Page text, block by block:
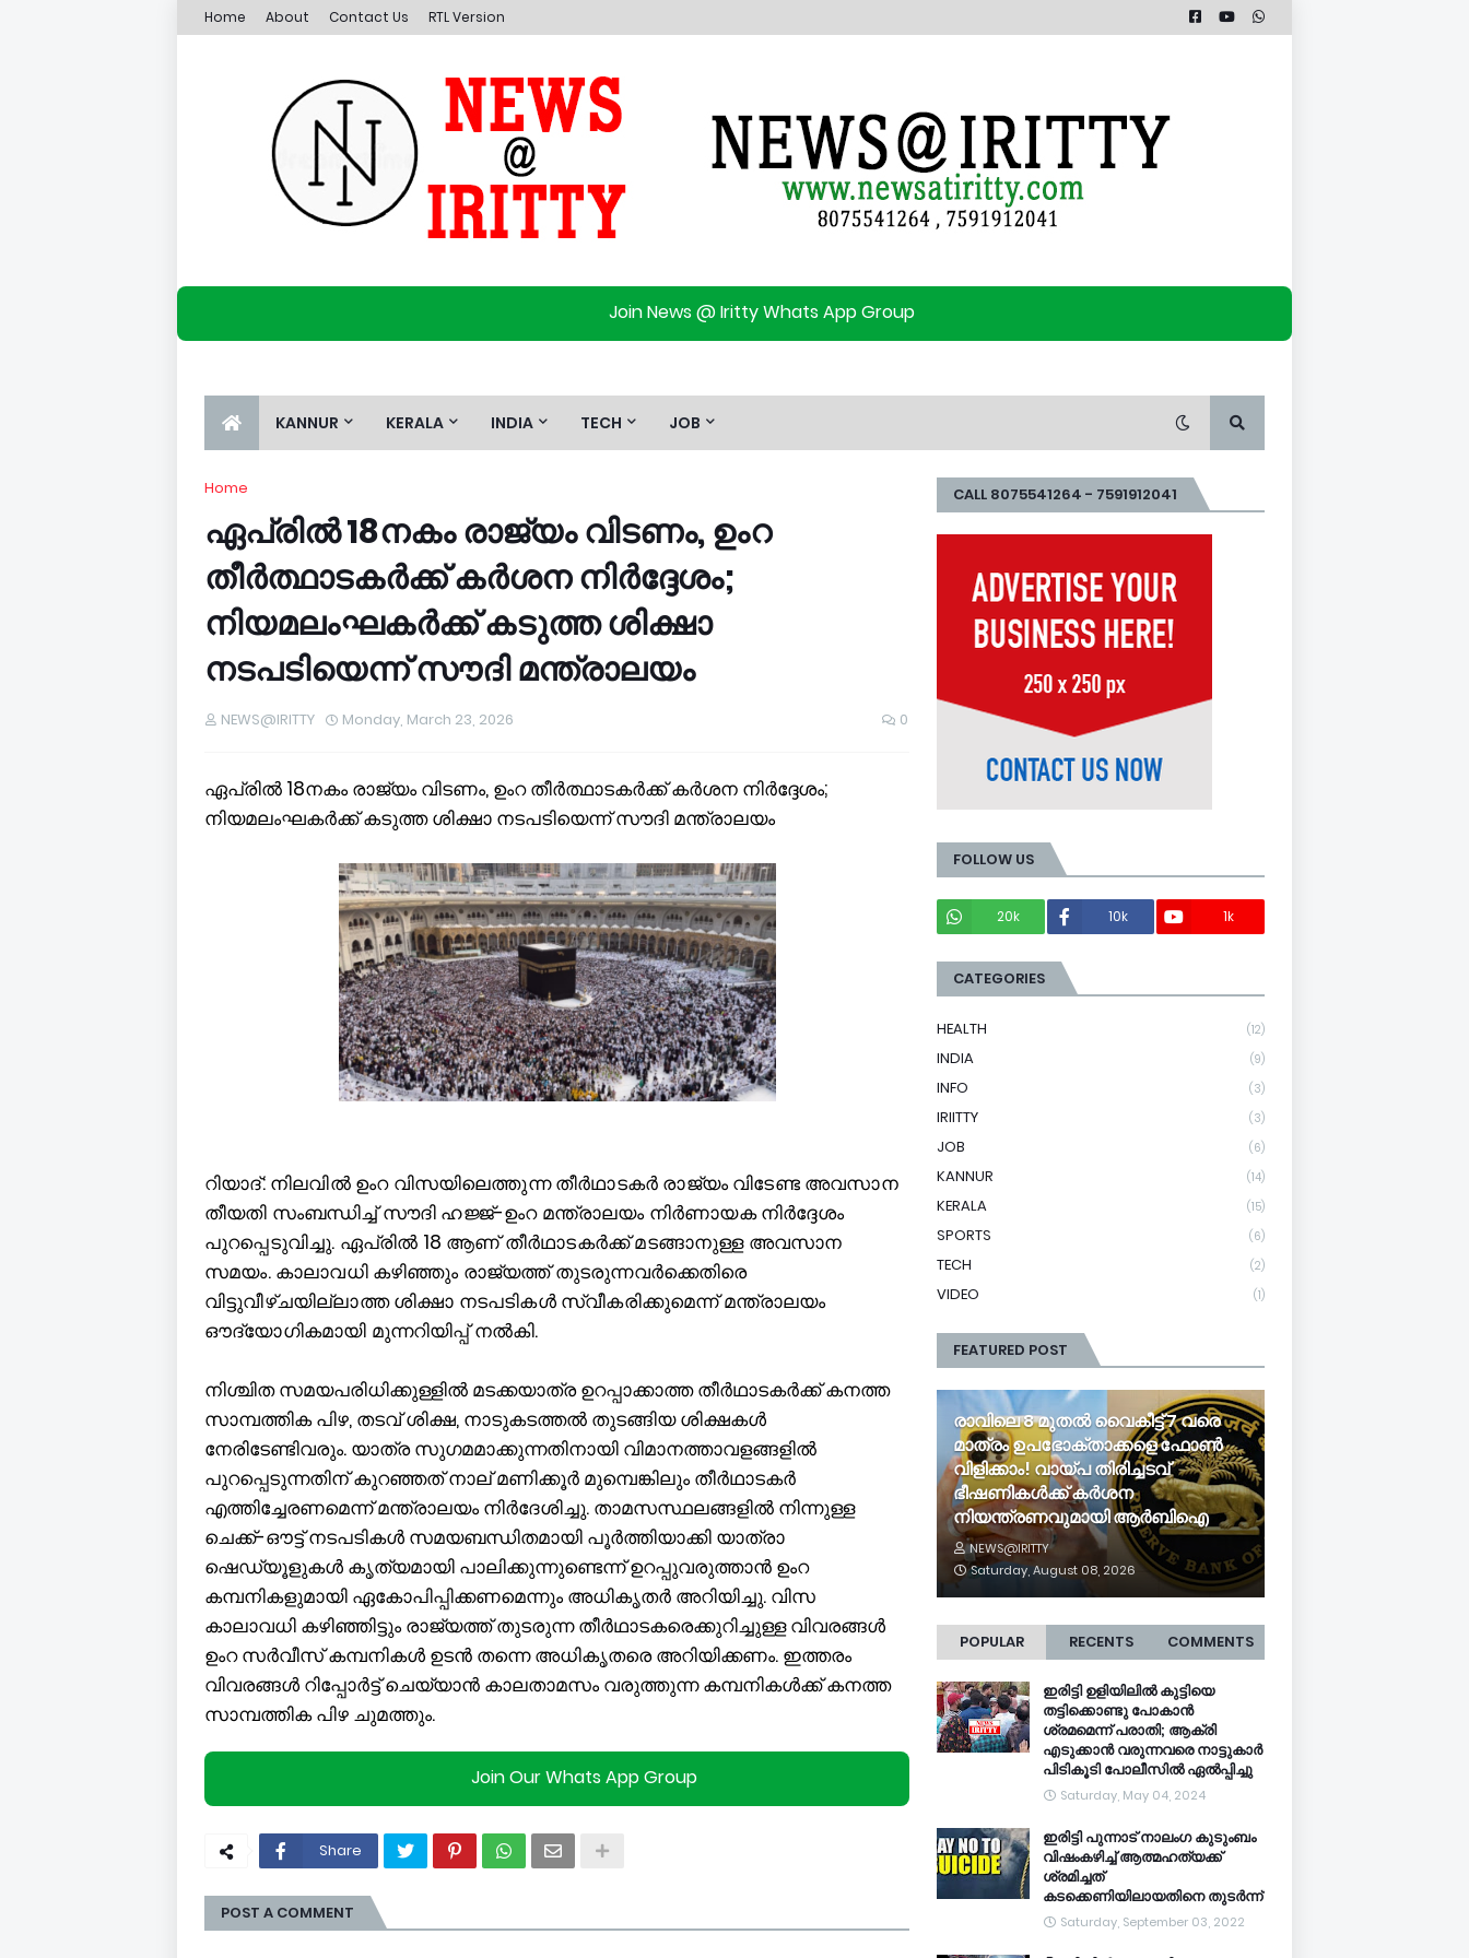
Home About Contact Us RTL Version
Join News @ Iritty Whats App Group
KANNUR KERALA INDIA TECH JOB
Home
ഏപ്രിൽ 18നകം രാജ്യം വിടണം, ഉംറ
തീർത്ഥാടകർക്ക് കർശന നിർദ്ദേശം;
നിയമലംഘകർക്ക് കടുത്ത ശിക്ഷാ
നടപടിയെന്ന് സൗദി മന്ത്രാലയം
NEWS@IRITTY Monday, March 23, 2026 0
ഏപ്രിൽ 18നകം രാജ്യം വിടണം, ഉംറ തീർത്ഥാടകർക്ക് കർശന നിർദ്ദേശം;
നിയമലംഘകർക്ക് കടുത്ത ശിക്ഷാ നടപടിയെന്ന് സൗദി മന്ത്രാലയം
റിയാദ്: നിലവിൽ ഉംറ വിസയിലെത്തുന്ന തീർഥാടകർ രാജ്യം വിടേണ്ട അവസാന
തീയതി സംബന്ധിച്ച് സൗദി ഹജ്ജ്-ഉംറ മന്ത്രാലയം നിർണായക നിർദ്ദേശം
പുറപ്പെടുവിച്ചു. ഏപ്രിൽ 18 ആണ് തീർഥാടകർക്ക് മടങ്ങാനുള്ള അവസാന
സമയം. കാലാവധി കഴിഞ്ഞും രാജ്യത്ത് തുടരുന്നവർക്കെതിരെ
വിട്ടുവീഴ്ചയില്ലാത്ത ശിക്ഷാ നടപടികൾ സ്വീകരിക്കുമെന്ന് മന്ത്രാലയം
ഔദ്യോഗികമായി മുന്നറിയിപ്പ് നൽകി.
നിശ്ചിത സമയപരിധിക്കുള്ളിൽ മടക്കയാത്ര ഉറപ്പാക്കാത്ത തീർഥാടകർക്ക് കനത്ത
സാമ്പത്തിക പിഴ, തടവ് ശിക്ഷ, നാടുകടത്തൽ തുടങ്ങിയ ശിക്ഷകൾ
നേരിടേണ്ടിവരും. യാത്ര സുഗമമാക്കുന്നതിനായി വിമാനത്താവളങ്ങളിൽ
പുറപ്പെടുന്നതിന് കുറഞ്ഞത് നാല് മണിക്കൂർ മുമ്പെങ്കിലും തീർഥാടകർ
എത്തിച്ചേരണമെന്ന് മന്ത്രാലയം നിർദേശിച്ചു. താമസസ്ഥലങ്ങളിൽ നിന്നുള്ള
ചെക്ക്-ഔട്ട് നടപടികൾ സമയബന്ധിതമായി പൂർത്തിയാക്കി യാത്രാ
ഷെഡ്യൂളുകൾ കൃത്യമായി പാലിക്കുന്നുണ്ടെന്ന് ഉറപ്പുവരുത്താൻ ഉംറ
കമ്പനികളുമായി ഏകോപിപ്പിക്കണമെന്നും അധികൃതർ അറിയിച്ചു. വിസ
കാലാവധി കഴിഞ്ഞിട്ടും രാജ്യത്ത് തുടരുന്ന തീർഥാടകരെക്കുറിച്ചുള്ള വിവരങ്ങൾ
ഉംറ സർവീസ് കമ്പനികൾ ഉടൻ തന്നെ അധികൃതരെ അറിയിക്കണം. ഇത്തരം
വിവരങ്ങൾ റിപ്പോർട്ട് ചെയ്യാൻ കാലതാമസം വരുത്തുന്ന കമ്പനികൾക്ക് കനത്ത
സാമ്പത്തിക പിഴ ചുമത്തും.
Join Our Whats App Group
Share
POST A COMMENT
CALL 8075541264 - 7591912041
FOLLOW US
20k
10k 1k
CATEGORIES
HEALTH (12)
INDIA (9)
INFO (3)
IRIITTY (3)
JOB (6)
KANNUR (14)
KERALA (15)
SPORTS (6)
TECH (2)
VIDEO (1)
FEATURED POST
രാവിലെ 8 മുതൽ വൈകീട്ട് 7 വരെ
മാത്രം ഉപഭോക്താക്കളെ ഫോൺ
വിളിക്കാം! വായ്പ തിരിച്ചടവ്
ഭീഷണികൾക്ക് കർശന
നിയന്ത്രണവുമായി ആർബിഐ
NEWS@IRITTY
Saturday, August 08, 2026
POPULAR RECENTS COMMENTS
ഇരിട്ടി ഉളിയിലിൽ കുട്ടിയെ
തട്ടിക്കൊണ്ടു പോകാൻ
ശ്രമമെന്ന് പരാതി; ആക്രി
എടുക്കാൻ വരുന്നവരെ നാട്ടുകാർ
പിടികൂടി പോലീസിൽ ഏൽപ്പിച്ചു
Saturday, May 04, 2024
ഇരിട്ടി പുന്നാട് നാലംഗ കുടുംബം
വിഷംകഴിച്ച്‌ ആത്മഹത്യക്ക്
ശ്രമിച്ചത്
കടക്കെണിയിലായതിനെ തുടർന്ന്
Saturday, September 03, 2022